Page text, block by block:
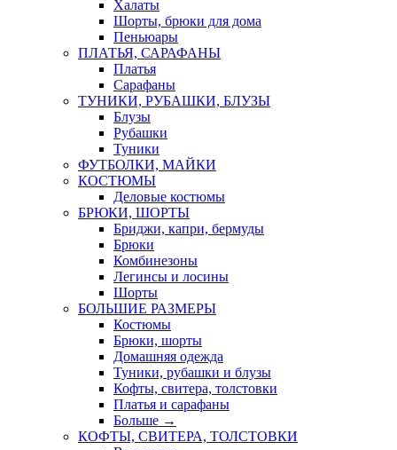
Халаты
Шорты, брюки для дома
Пеньюары
ПЛАТЬЯ, САРАФАНЫ
Платья
Сарафаны
ТУНИКИ, РУБАШКИ, БЛУЗЫ
Блузы
Рубашки
Туники
ФУТБОЛКИ, МАЙКИ
КОСТЮМЫ
Деловые костюмы
БРЮКИ, ШОРТЫ
Бриджи, капри, бермуды
Брюки
Комбинезоны
Легинсы и лосины
Шорты
БОЛЬШИЕ РАЗМЕРЫ
Костюмы
Брюки, шорты
Домашняя одежда
Туники, рубашки и блузы
Кофты, свитера, толстовки
Платья и сарафаны
Больше →
КОФТЫ, СВИТЕРА, ТОЛСТОВКИ